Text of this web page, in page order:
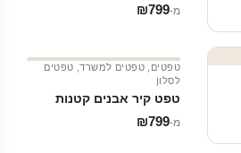
מ‑ ₪799
טפטים טפטים למשרד, טפטים
לסלון
טפט קיר אבנים קטנות
מ‑ ₪799